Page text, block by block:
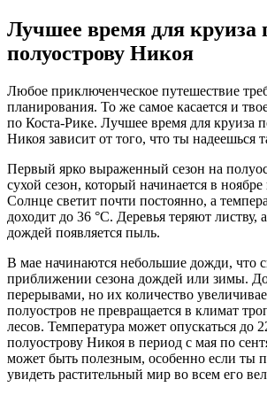
Лучшее время для круиза
полуострову Никоя
Любое приключенческое путешествие
планирования. То же самое касается и
по Коста-Рике. Лучшее время для круиза
Никоя зависит от того, что ты надеешься
Первый ярко выраженный сезон на
сухой сезон, который начинается в
Солнце светит почти постоянно, а
доходит до 36 °C. Деревья теряют листву,
дождей появляется пыль.
В мае начинаются небольшие дожди, что
приближении сезона дождей или зимы.
перерывами, но их количество
полуостров не превращается в климат
лесов. Температура может опускаться до
полуострову Никоя в период с мая по
может быть полезным, особенно если ты
увидеть растительный мир во всем его